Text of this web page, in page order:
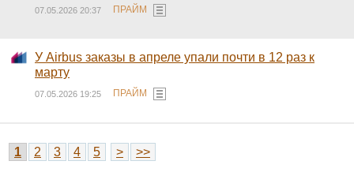
07.05.2026 20:37 ПРАЙМ
У Airbus заказы в апреле упали почти в 12 раз к
марту
07.05.2026 19:25 ПРАЙМ
1 2 3 4 5 > >>